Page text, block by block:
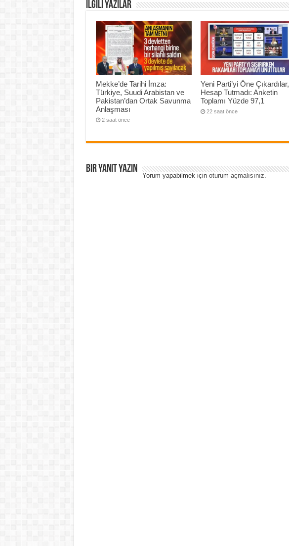
İlgili Yazılar
Mekke’de Tarihi İmza:
Türkiye, Suudi Arabistan ve
Pakistan’dan Ortak Savunma
Anlaşması
2 saat önce
Yeni Parti’yi Öne Çıkardılar,
Hesap Tutmadı: Anketin
Toplamı Yüzde 97,1
22 saat önce
Bir yanıt yazın
Yorum yapabilmek için oturum açmalısınız